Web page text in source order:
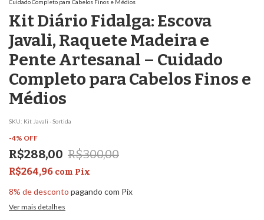
Cuidado Completo para Cabelos Finos e Médios
Kit Diário Fidalga: Escova
Javali, Raquete Madeira e
Pente Artesanal – Cuidado
Completo para Cabelos Finos e
Médios
SKU: Kit Javali - Sortida
-4% OFF
R$288,00 R$300,00
R$264,96 com Pix
8% de desconto pagando com Pix
Ver mais detalhes